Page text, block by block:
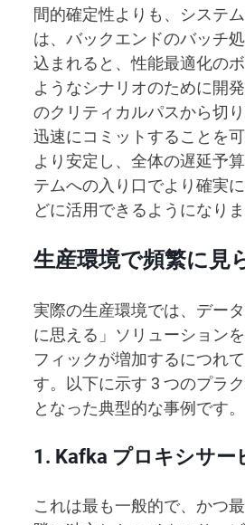
間的確定性よりも、システ
は、バックエンドのバッチ
込まれると、性能最適化の
ようなシナリオのために開
のクリティカルパスから切
迅速にコミットすることを
より安定し、全体の遅延予
テムへの入り口でより確実
どに活用できるようになり
生産環境で頻繁に見
実際の生産環境では、デー
に思える」ソリューション
フィックが増加するにつれ
す。以下に示す 3 つのプラ
となった典型的な事例です。
1. Kafka プロキシサー
これは最も一般的で、かつ